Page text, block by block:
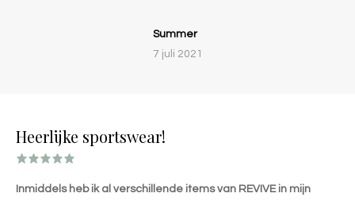
Summer
7 juli 2021
Heerlijke sportswear!
Inmiddels heb ik al verschillende items van REVIVE in mijn